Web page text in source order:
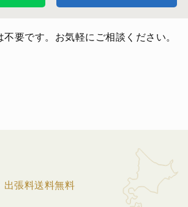
要です。お気軽にご相談ください。
出張料送料無料